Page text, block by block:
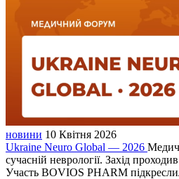
новини 10 Квітня 2026
Ukraine Neuro Global — 2026
сучасній неврології. Захід
Участь BOVIOS PHARM